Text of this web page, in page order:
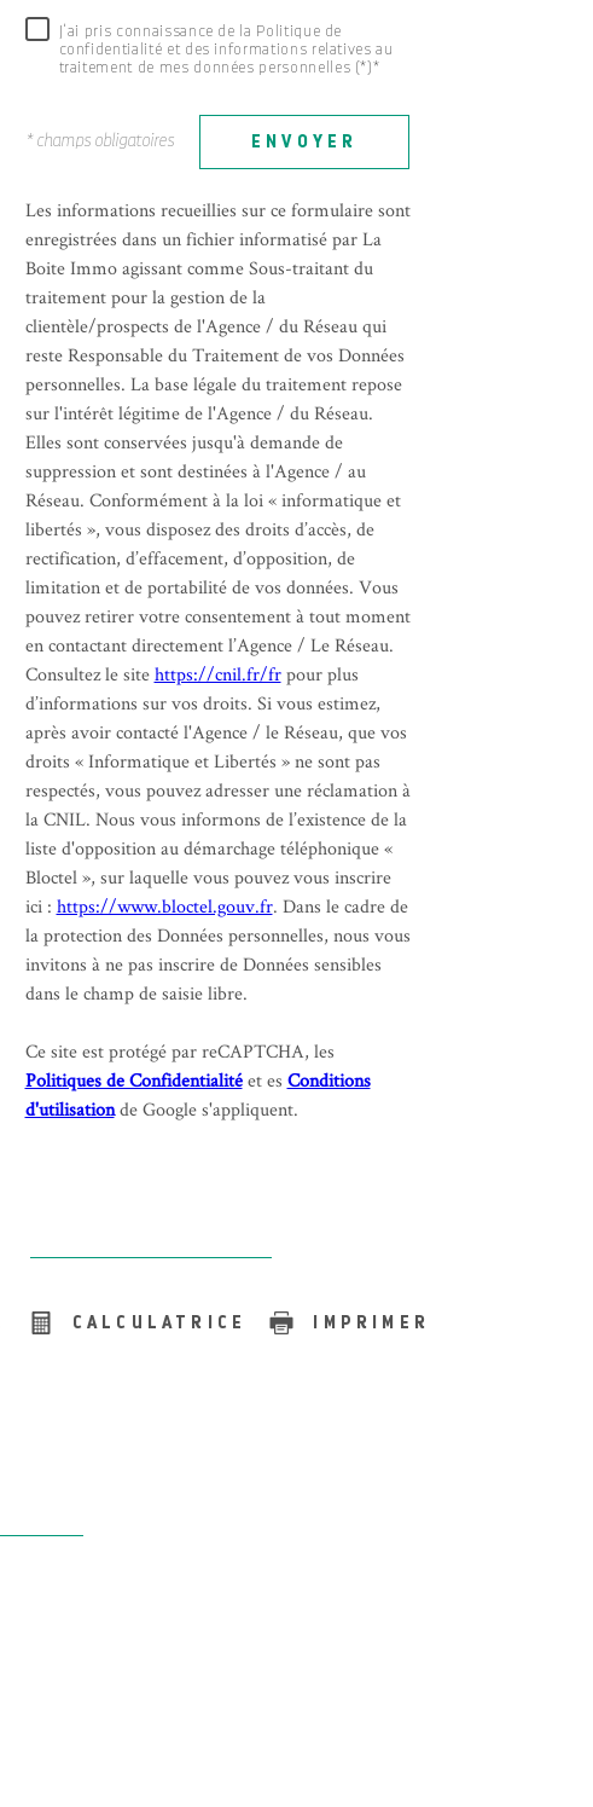
J'ai pris connaissance de la Politique de
confidentialité et des informations relatives au
traitement de mes données personnelles (*)*
* champs obligatoires ENVOYER
Les informations recueillies sur ce formulaire sont
enregistrées dans un fichier informatisé par La
Boite Immo agissant comme Sous-traitant du
traitement pour la gestion de la
clientèle/prospects de l'Agence / du Réseau qui
reste Responsable du Traitement de vos Données
personnelles. La base légale du traitement repose
sur l'intérêt légitime de l'Agence / du Réseau.
Elles sont conservées jusqu'à demande de
suppression et sont destinées à l'Agence / au
Réseau. Conformément à la loi « informatique et
libertés », vous disposez des droits d’accès, de
rectification, d’effacement, d’opposition, de
limitation et de portabilité de vos données. Vous
pouvez retirer votre consentement à tout moment
en contactant directement l’Agence / Le Réseau.
Consultez le sitehttps://cnil.fr/frpour plus
d’informations sur vos droits. Si vous estimez,
après avoir contacté l'Agence / le Réseau, que vos
droits « Informatique et Libertés » ne sont pas
respectés, vous pouvez adresser une réclamation à
la CNIL. Nous vous informons de l’existence de la
liste d'opposition au démarchage téléphonique «
Bloctel », sur laquelle vous pouvez vous inscrire
ici : https://www.bloctel.gouv.fr. Dans le cadre de
la protection des Données personnelles, nous vous
invitons à ne pas inscrire de Données sensibles
dans le champ de saisie libre.
Ce site est protégé par reCAPTCHA, les
Politiques de Confidentialitéet es Conditions
d'utilisationde Google s'appliquent.
CALCULATRICE IMPRIMER